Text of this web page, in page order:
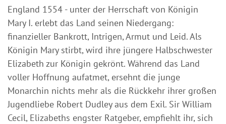
England 1554 - unter der Herrschaft von Königin
Mary I. erlebt das Land seinen Niedergang:
finanzieller Bankrott, Intrigen, Armut und Leid. Als
Königin Mary stirbt, wird ihre jüngere Halbschwester
Elizabeth zur Königin gekrönt. Während das Land
voller Hoffnung aufatmet, ersehnt die junge
Monarchin nichts mehr als die Rückkehr ihrer großen
Jugendliebe Robert Dudley aus dem Exil. Sir William
Cecil, Elizabeths engster Ratgeber, empfiehlt ihr, sich